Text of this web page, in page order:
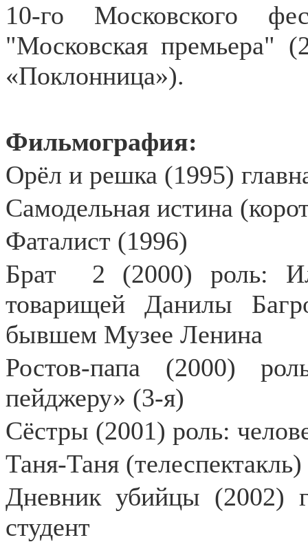
10-го Московского
"Московская премьера"
«Поклонница»).
Фильмография:
Орёл и решка (1995)
Самодельная истина
Фаталист (1996)
Брат
2 (2000) роль:
товарищей Данилы
бывшем Музее Ленина
Ростов-папа (2000)
пейджеру» (3-я)
Сёстры (2001) роль:
Таня-Таня
Дневник убийцы (2002)
студент